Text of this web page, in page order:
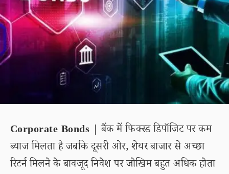
Corporate Bonds | बैंक में फिक्स्ड डिपॉजिट पर कम
ब्याज मिलता है जबकि दूसरी ओर, शेयर बाजार से अच्छा
रिटर्न मिलने के बावजूद निवेश पर जोखिम बहुत अधिक होता